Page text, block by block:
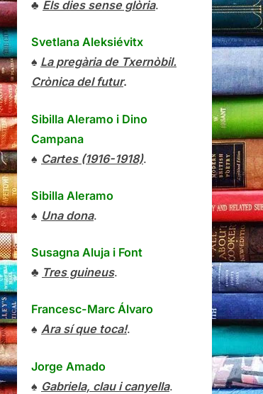
♣ Els dies sense glòria.
Svetlana Aleksiévitx
♠ La pregària de Txernòbil.
Crònica del futur.
Sibilla Aleramo i Dino
Campana
♠ Cartes (1916-1918).
Sibilla Aleramo
♠ Una dona.
Susagna Aluja i Font
♣ Tres guineus.
Francesc-Marc Álvaro
♠ Ara sí que toca!.
Jorge Amado
♠ Gabriela, clau i canyella.